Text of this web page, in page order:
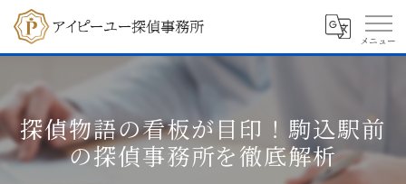
探偵物語の看板が目印！駒込駅前
の探偵事務所を徹底解析